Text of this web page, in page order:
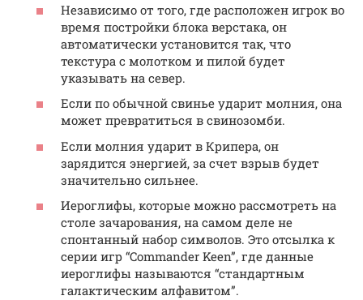
Независимо от того, где расположен игрок во
время постройки блока верстака, он
автоматически установится так, что
текстура с молотком и пилой будет
указывать на север.
Если по обычной свинье ударит молния, она
может превратиться в свинозомби.
Если молния ударит в Крипера, он
зарядится энергией, за счет взрыв будет
значительно сильнее.
Иероглифы, которые можно рассмотреть на
столе зачарования, на самом деле не
спонтанный набор символов. Это отсылка к
серии игр “Commander Keen”, где данные
иероглифы называются “стандартным
галактическим алфавитом”.